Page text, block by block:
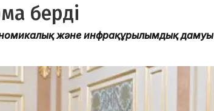
берді
және инфрақұрылымдық дамуы